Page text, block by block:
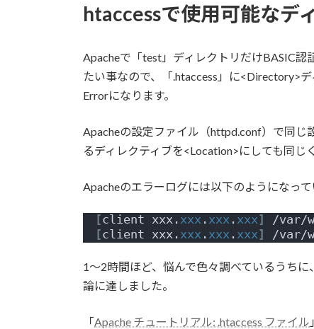
新
:
htaccessで使用可能なデ
Apacheで「test」ディレクトリだけBASIC認
たい事なので、「.htaccess」に<Directory>
Errorになります。
Apacheの設定ファイル（httpd.conf）で同じ
るディレクティブを<Location>にしても同じ
Apacheのエラーログには以下のようになって
[client xxx. xxx . xxx . xxx] /var/
[client xxx. xxx . xxx . xxx] /var/
1〜2時間ほど、悩んで色々調べているうちに、
論に達しました。
「Apache チュートリアル: .htaccess ファイル